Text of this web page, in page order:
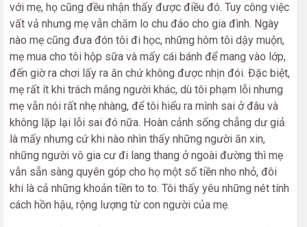
với mẹ, họ cũng đều nhận thấy được điều đó. Tuy công việc
vất vả nhưng mẹ vẫn chăm lo chu đáo cho gia đình. Ngày
nào mẹ cũng đưa đón tôi đi học, những hôm tôi dậy muộn,
mẹ mua cho tôi hộp sữa và mấy cái bánh để mang vào lớp,
đến giờ ra chơi lấy ra ăn chứ không được nhịn đói. Đặc biệt,
mẹ rất ít khi trách mắng người khác, dù tôi phạm lỗi nhưng
mẹ vẫn nói rất nhẹ nhàng, để tôi hiểu ra mình sai ở đâu và
không lặp lại lỗi sai đó nữa. Hoàn cảnh sống chẳng dư giả
là mấy nhưng cứ khi nào nhìn thấy những người ăn xin,
những người vô gia cư đi lang thang ở ngoài đường thì mẹ
vẫn sẵn sàng quyên góp cho họ một số tiền nho nhỏ, đôi
khi là cả những khoản tiền to to. Tôi thấy yêu những nét tính
cách hồn hậu, rộng lượng từ con người của mẹ.